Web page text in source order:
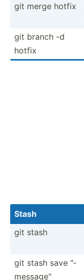
git merge hotfix
git branch -d
hotfix
Stash
git stash
git stash save "­
mes­sag­e"